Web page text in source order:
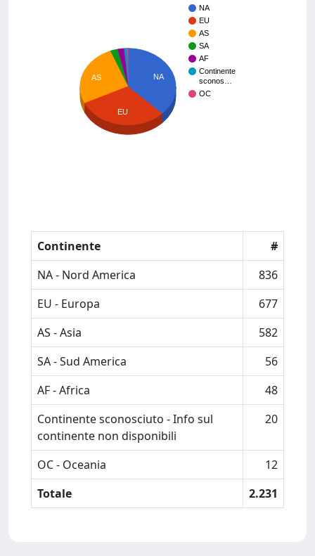
NA
EU
AS
SA
AF
Continente
sconos…
OC
NA
AS
EU
Continente
#
NA - Nord America
836
EU - Europa
677
AS - Asia
582
SA - Sud America
56
AF - Africa
48
Continente sconosciuto - Info sul
continente non disponibili
20
OC - Oceania
12
Totale
2.231